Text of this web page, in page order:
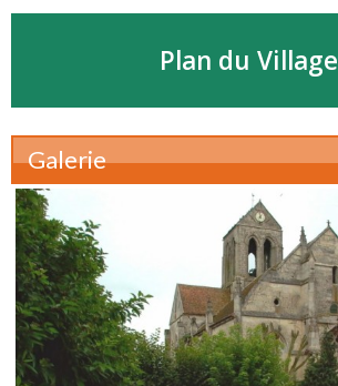
Plan du Village
Galerie